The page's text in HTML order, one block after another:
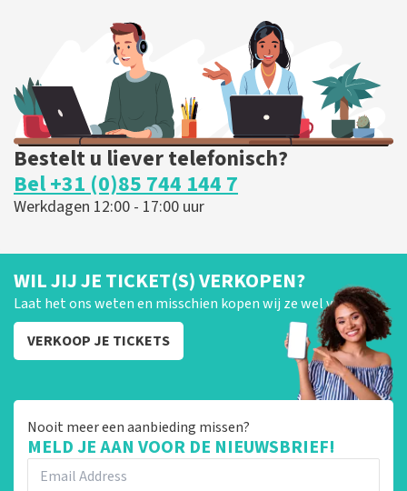
BESTEL NU
Bestelt u liever telefonisch?
Bel +31 (0)85 744 144 7
Werkdagen 12:00 - 17:00 uur
WIL JIJ JE TICKET(S) VERKOPEN?
Laat het ons weten en misschien kopen wij ze wel van je!
VERKOOP JE TICKETS
Nooit meer een aanbieding missen?
MELD JE AAN VOOR DE NIEUWSBRIEF!